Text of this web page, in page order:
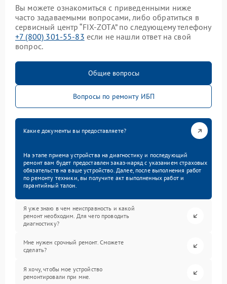
Вы можете ознакомиться с приведенными ниже
часто задаваемыми вопросами, либо обратиться в
сервисный центр “FIX-ZOTA” по следующему телефону
+7 (800) 301-55-83 если не нашли ответ на свой
вопрос.
Общие вопросы
Вопросы по ремонту ИБП
Какие документы вы предоставляете?
На этапе приема устройства на диагностику и последующий
ремонт вам будет предоставлен заказ-наряд с указанием страховых
обязательств на ваше устройство. Далее, после выполнения работ
по ремонту техники, вы получите акт выполненных работ и
гарантийный талон.
Я уже знаю в чем неисправность и какой
ремонт необходим. Для чего проводить
диагностику?
Мне нужен срочный ремонт. Сможете
сделать?
Я хочу, чтобы мое устройство
ремонтировали при мне.